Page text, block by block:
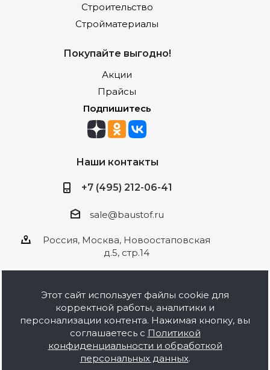
Строительство
Стройматериалы
Покупайте выгодно!
Акции
Прайсы
Подпишитесь
Наши контакты
+7 (495) 212-06-41
sale@baustof.ru
Россия, Москва, Новоостаповская
д.5, стр.14
2026 © ООО Баустов. Собственное
производство лакокрасочной продукции,
оптовая и розничная продажа строительных
материалов, комплектация объектов под ключ.
Информация на сайте носит ознакомительный
Этот сайт использует файлы cookie для
корректной работы, аналитики и
персонализации контента. Нажимая кнопку, вы
соглашаетесь с Политикой
конфиденциальности и обработкой
персональных данных.